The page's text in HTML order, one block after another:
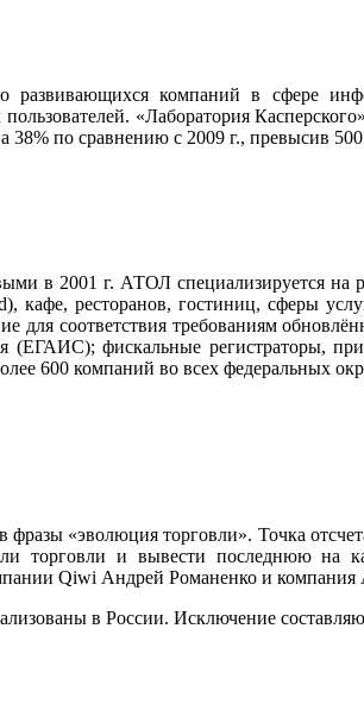
развивающихся компаний в сфере
«Лаборатория
38% по сравнению с 2009 г., превысив
2001 г. АТОЛ специализируется на
кафе, ресторанов, гостиниц, сферы
для соответствия требованиям
(ЕГАИС); фискальные регистраторы,
600 компаний во всех федеральных
«эволюция торговли». Точка
торговли и вывести последнюю на
Qiwi Андрей Романенко и
в России. Исключение